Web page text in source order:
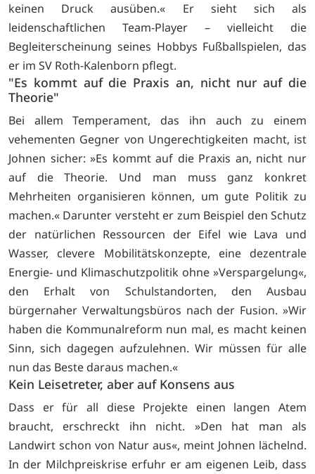
keinen Druck ausüben.« Er sieht sich als
leidenschaftlichen Team-Player – vielleicht die
Begleiterscheinung seines Hobbys Fußballspielen, das
er im SV Roth-Kalenborn pflegt.
"Es kommt auf die Praxis an, nicht nur auf die
Theorie"
Bei allem Temperament, das ihn auch zu einem
vehementen Gegner von Ungerechtigkeiten macht, ist
Johnen sicher: »Es kommt auf die Praxis an, nicht nur
auf die Theorie. Und man muss ganz konkret
Mehrheiten organisieren können, um gute Politik zu
machen.« Darunter versteht er zum Beispiel den Schutz
der natürlichen Ressourcen der Eifel wie Lava und
Wasser, clevere Mobilitätskonzepte, eine dezentrale
Energie- und Klimaschutzpolitik ohne »Verspargelung«,
den Erhalt von Schulstandorten, den Ausbau
bürgernaher Verwaltungsbüros nach der Fusion. »Wir
haben die Kommunalreform nun mal, es macht keinen
Sinn, sich dagegen aufzulehnen. Wir müssen für alle
nun das Beste daraus machen.«
Kein Leisetreter, aber auf Konsens aus
Dass er für all diese Projekte einen langen Atem
braucht, erschreckt ihn nicht. »Den hat man als
Landwirt schon von Natur aus«, meint Johnen lächelnd.
In der Milchpreiskrise erfuhr er am eigenen Leib, dass